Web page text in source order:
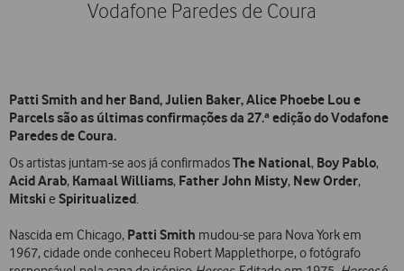
Vodafone Paredes de Coura
Patti Smith and her Band, Julien Baker, Alice Phoebe Lou e
Parcels são as últimas confirmações da 27.ª edição do Vodafone
Paredes de Coura.
Os artistas juntam-se aos já confirmadosThe National, Boy Pablo,
Acid Arab, Kamaal Williams, Father John Misty, New Order,
Mitski e Spiritualized.
Nascida em Chicago, Patti Smith mudou-se para Nova York em
1967, cidade onde conheceu Robert Mapplethorpe, o fotógrafo